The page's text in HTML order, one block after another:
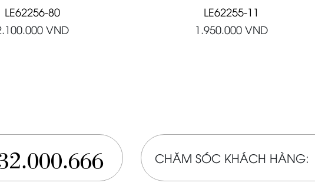
LE62256-80
VND
LE62255-11
1.950.000 VND
CHĂM SÓC KHÁCH HÀNG: